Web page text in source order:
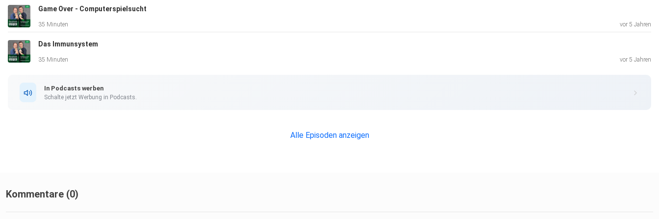
Game Over - Computerspielsucht
35 Minuten vor 5 Jahren
Das Immunsystem
35 Minuten vor 5 Jahren
In Podcasts werben
Schalte jetzt Werbung in Podcasts.
Alle Episoden anzeigen
Kommentare (0)